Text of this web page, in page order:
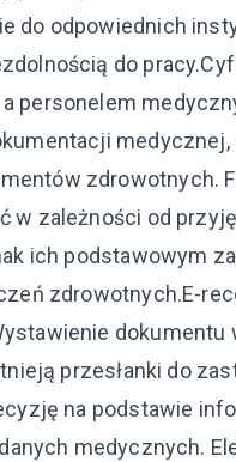
do odpowiednich
do
personelem
medycznej,
zdrowotnych.
w zależności od
ich podstawowym
zdrowotnych.E-
dokumentu
przesłanki do
na podstawie
medycznych.